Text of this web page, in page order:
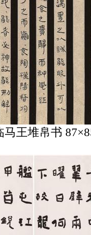
马王堆帛书